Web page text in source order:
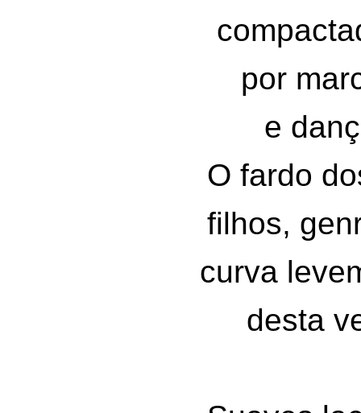
por
e
O fardo
filhos,
curva
desta